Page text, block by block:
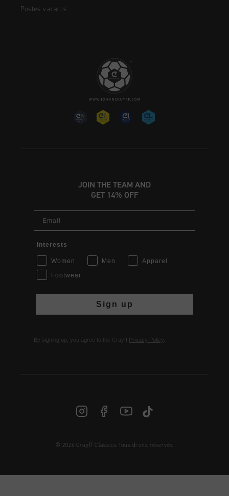
FR | € EUR
Postes vacants
JOIN THE TEAM AND
GET 14% OFF
Interests
Women Men
Apparel
Footwear
Sign up
By signing up, you agree to the Cruyff Privacy Policy
© 2026 Cruyff Classics Tous droits réservés